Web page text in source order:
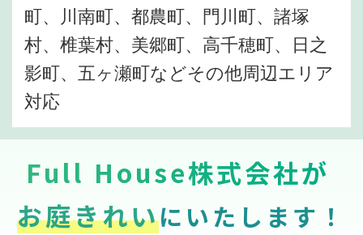
町、川南町、都農町、門川町、諸塚
村、椎葉村、美郷町、高千穂町、日之
影町、五ヶ瀬町などその他周辺エリア
対応
Full House株式会社が
お庭きれいにいたします！